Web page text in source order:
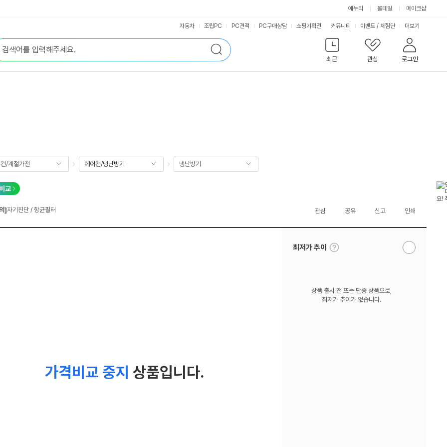
에누리 몰테일 메이크샵
검
색
최근
관심 로그인
자동차 조립PC PC견적 PC구매상담 쇼핑기획전 커뮤니티 이벤트 / 체험단 서
비
스
더보기
/계절가전 에어컨/냉난방기 냉난방기
교
]자기진단 / 항균필터 관심 공유 신고 인쇄
가격비교 중지 상품입니다.
최저가 추이
툴
팁
알
상품 출시 전 또는 단종 상품으로,
최저가 추이가 없습니다.